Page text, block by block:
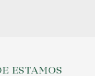
ESTAMOS